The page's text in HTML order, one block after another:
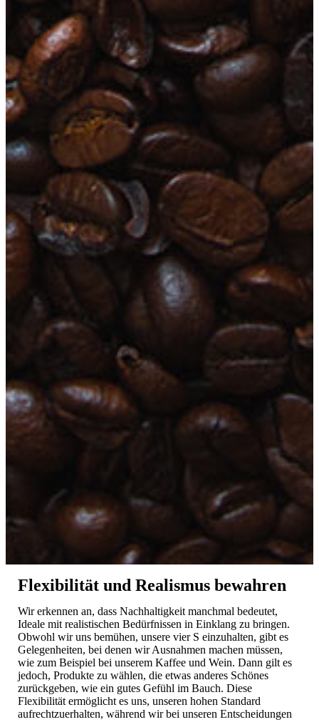
Flexibilität und Realismus bewahren
Wir erkennen an, dass Nachhaltigkeit manchmal bedeutet,
Ideale mit realistischen Bedürfnissen in Einklang zu bringen.
Obwohl wir uns bemühen, unsere vier S einzuhalten, gibt es
Gelegenheiten, bei denen wir Ausnahmen machen müssen,
wie zum Beispiel bei unserem Kaffee und Wein. Dann gilt es
jedoch, Produkte zu wählen, die etwas anderes Schönes
zurückgeben, wie ein gutes Gefühl im Bauch. Diese
Flexibilität ermöglicht es uns, unseren hohen Standard
aufrechtzuerhalten, während wir bei unseren Entscheidungen